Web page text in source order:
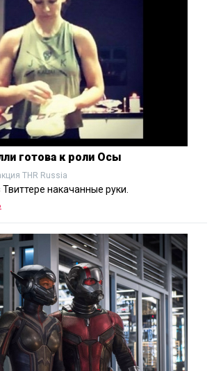
готова к роли Осы
THR Russia
накачанные руки.